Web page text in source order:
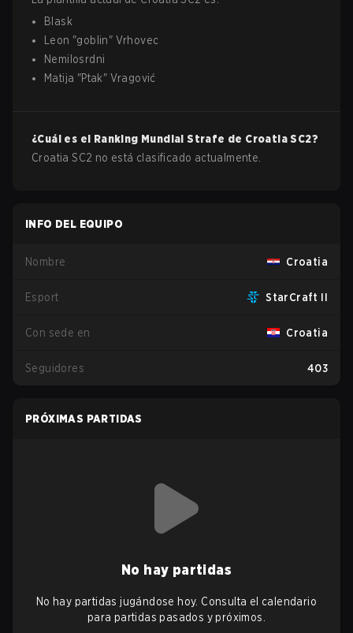
Blask
Leon "goblin" Vrhovec
Nemilosrdni
Matija "Ptak" Vragović
¿Cuál es el Ranking Mundial Strafe de Croatia SC2?
Croatia SC2 no está clasificado actualmente.
INFO DEL EQUIPO
Nombre Croatia
Esport StarCraft II
Con sede en Croatia
Seguidores 403
PRÓXIMAS PARTIDAS
No hay partidas
No hay partidas jugándose hoy. Consulta el calendario
para partidas pasados y próximos.